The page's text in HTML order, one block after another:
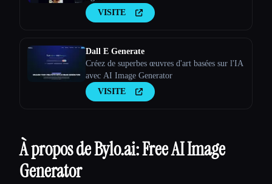
VISITE
Dall E Generate
Créez de superbes œuvres d'art basées sur l'IA
avec AI Image Generator
VISITE
À propos de Bylo.ai: Free AI Image
Generator